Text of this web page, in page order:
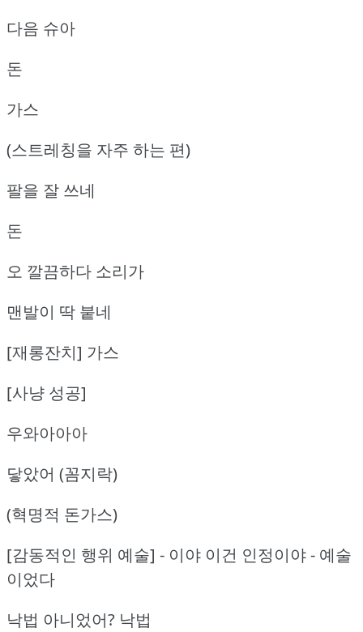
다음 슈아
돈
가스
(스트레칭을 자주 하는 편)
팔을 잘 쓰네
돈
오 깔끔하다 소리가
맨발이 딱 붙네
[재롱잔치] 가스
[사냥 성공]
우와아아아
닿았어 (꼼지락)
(혁명적 돈가스)
[감동적인 행위 예술] - 이야 이건 인정이야 - 예술
이었다
낙법 아니었어? 낙법